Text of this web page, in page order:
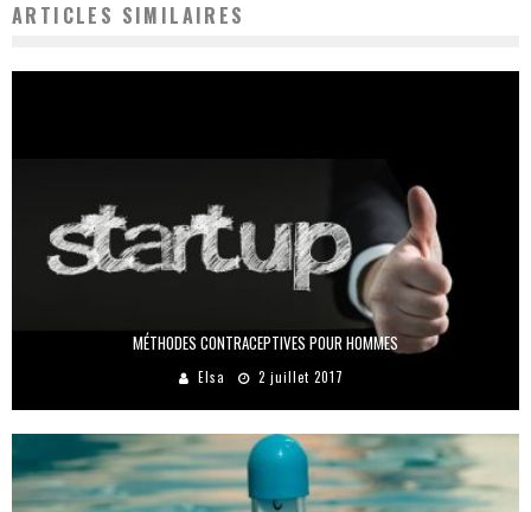
ARTICLES SIMILAIRES
MÉTHODES CONTRACEPTIVES POUR HOMMES
Elsa 2 juillet 2017